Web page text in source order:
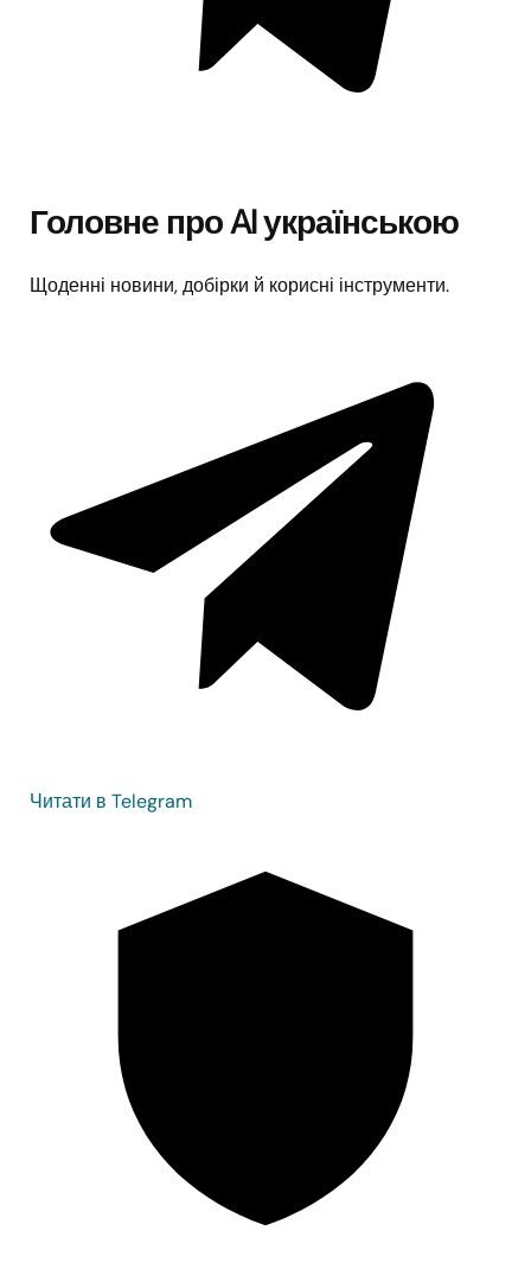
Головне про AI українською
Щоденні новини, добірки й корисні інструменти.
Читати в Telegram